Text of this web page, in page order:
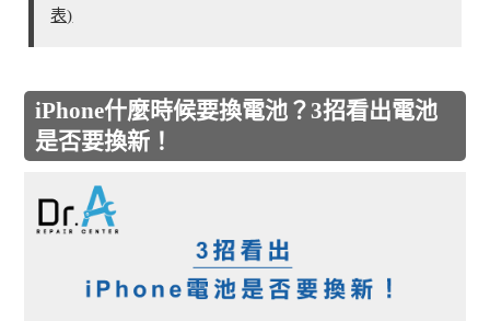
表)
iPhone什麼時候要換電池？3招看出電池
是否要換新！